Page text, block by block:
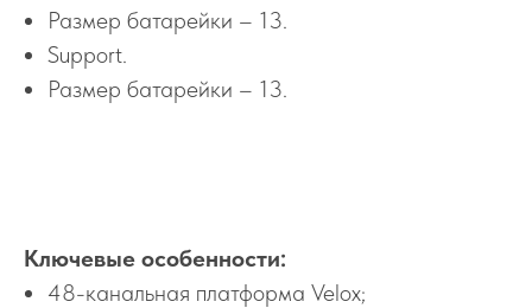
Размер батарейки – 13.
Support.
Размер батарейки – 13.
Ключевые особенности:
48-канальная платформа Velox;